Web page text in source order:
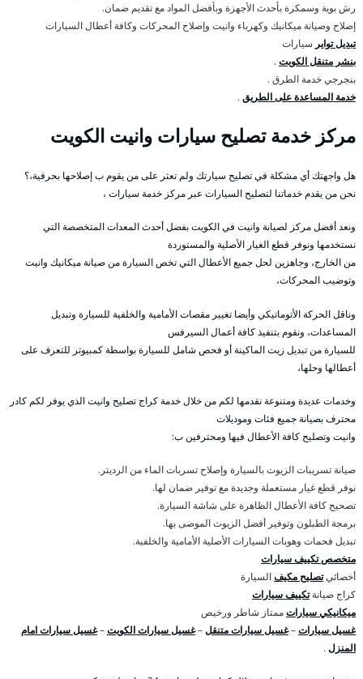
رش بوية وسمكرة بأحدث الأجهزة وبأفضل المواد مع تقديم ضمان.
إصلاح وصيانة ميكانيك وكهرباء وانيت وإصلاح المحركات وكافة أعطال السيارات
تبديل تواير سيارات
بنشر متنقل الكويت.
بنجرجي خدمة الطرق .
خدمة المساعدة على الطريق.
مركز خدمة تصليح سيارات وانيت الكويت
هل واجهتك أي مشكلة في تصليح سيارتك ولم تعثر على من يقوم ب إصلاحها بحرفية،؟
نحن من يقدم خدماتنا لتصليح السيارات عبر مركز خدمة سيارات ،
ونعد أفضل مركز لصيانة وانيت في الكويت بفضل أحدث المعدات المتخصصة التي
نستخدمها ونوفر قطع الغيار الأصلية والمستوردة
من الخارج، وجاهزين لحل جميع الأعطال التي تخص السيارة من صيانة ميكانيك وانيت
وتوضيب المحركات،
وناقل الحركة الأتوماتيكي وأيضا تغيير مقصات الأمامية والخلفية للسيارة وتبديل
المساعدات، ونقوم بتنفيذ كافة أعمال السيرفس
للسيارة من تبديل زيت الماكينة أو فحص شامل للسيارة بواسطة كمبيوتر للتعرف على
أعطالها وحلها،
وخدمات عديدة ومتنوعة نقدمها لكم من خلال خدمة كراج تصليح وانيت الذي يوفر لكم كادر
محترف بصيانة جميع فئات وموديلات
وانيت وتصليح كافة الأعطال فيها ومحترفين ب:
صيانة تسريبات الزيوت بالسيارة وإصلاح تسربات الماء من الرديتر.
نوفر قطع غيار مستعملة وجديدة مع توفير ضمان لها.
تصحيح كافة الأعطال الظاهرة على شاشة السيارة.
برمجة الطبلون وتوفير أفضل الزيوت الموصى بها.
تبديل فحمات وهوبات السيارات الأصلية الأمامية والخلفية.
متخصص تكييف سيارات
أخصائيتصليح مكيفالسيارة
كراج صيانةتكييف سيارات
ميكانيكي سياراتممتاز شاطر ورخيص
غسيل سيارات–غسيل سيارات متنقل–غسيل سيارات الكويت–غسيل سيارات امام
المنزل.